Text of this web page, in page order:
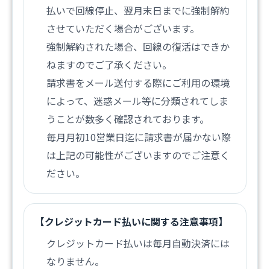
払いで回線停止、翌月末日までに強制解約
させていただく場合がございます。
強制解約された場合、回線の復活はできか
ねますのでご了承ください。
請求書をメール送付する際にご利用の環境
によって、迷惑メール等に分類されてしま
うことが数多く確認されております。
毎月月初10営業日迄に請求書が届かない際
は上記の可能性がございますのでご注意く
ださい。
【クレジットカード払いに関する注意事項】
クレジットカード払いは毎月自動決済には
なりません。